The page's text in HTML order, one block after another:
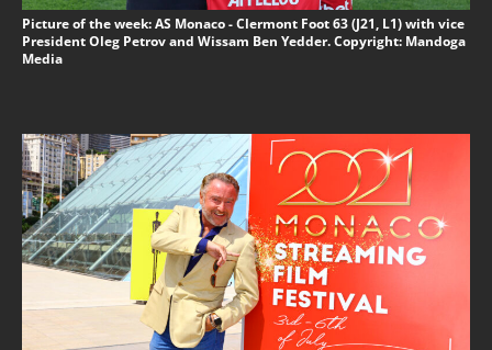
Picture of the week: AS Monaco - Clermont Foot 63 (J21, L1) with vice
President Oleg Petrov and Wissam Ben Yedder. Copyright: Mandoga
Media